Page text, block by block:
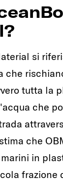
si
che
tutta la
che
che
in
frazione